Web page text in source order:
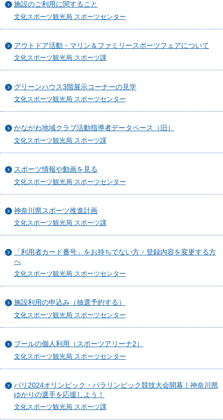
施設のご利用に関すること
文化スポーツ観光局 スポーツセンター
アウトドア活動・マリン＆ファミリースポーツフェアについて
文化スポーツ観光局 スポーツ課
グリーンハウス3階展示コーナーの見学
文化スポーツ観光局 スポーツセンター
かながわ地域クラブ活動指導者データベース（旧）
文化スポーツ観光局 スポーツ課
スポーツ情報や動画を見る
文化スポーツ観光局 スポーツセンター
神奈川県スポーツ推進計画
文化スポーツ観光局 スポーツ課
「利用者カード番号」をお持ちでない方・登録内容を変更する方
へ
文化スポーツ観光局 スポーツセンター
施設利用の申込み（抽選予約する）
文化スポーツ観光局 スポーツセンター
プールの個人利用（スポーツアリーナ2）
文化スポーツ観光局 スポーツセンター
パリ2024オリンピック・パラリンピック競技大会開幕！神奈川県
ゆかりの選手を応援しよう！
文化スポーツ観光局 スポーツ課